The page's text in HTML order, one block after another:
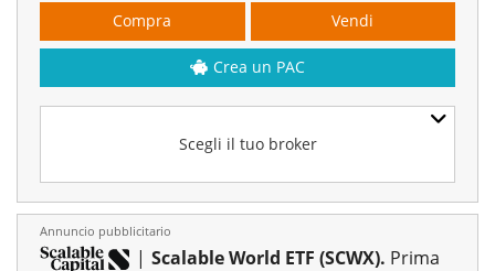
Scegli il tuo broker
Compra Vendi
Crea un PAC
Annuncio pubblicitario
| Scalable World ETF (SCWX). Prima